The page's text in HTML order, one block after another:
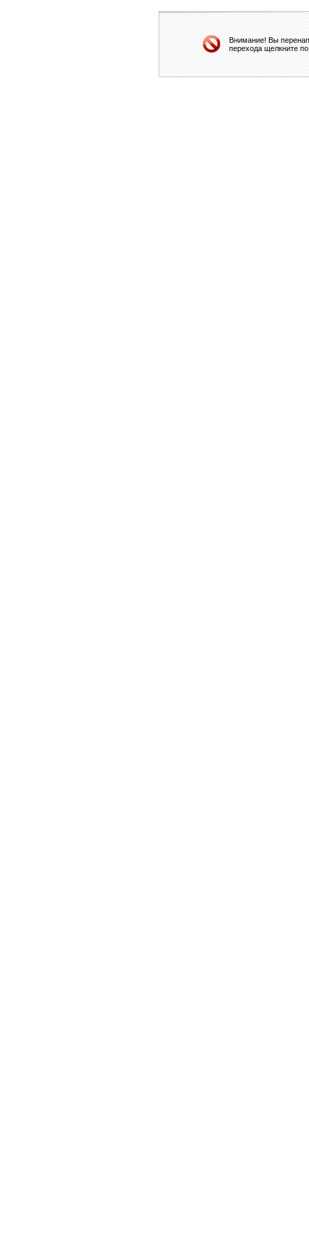
Внимание! Вы
перехода щелкните